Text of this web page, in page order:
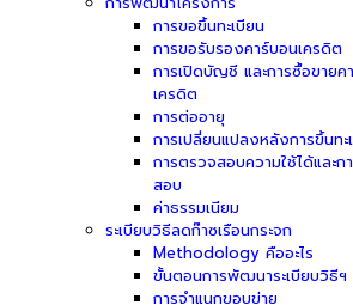
การขอขึ้นทะเบียน
การขอรับรองคาร์บอนเครดิต
การเปิดบัญชี และการซื้อขายค
เครดิต
การต่ออายุ
การเปลี่ยนแปลงหลังการขึ้นทะ
การตรวจสอบความใช้ได้และก
สอบ
ค่าธรรมเนียม
ระเบียบวิธีลดก๊าซเรือนกระจก
Methodology คืออะไร
ขั้นตอนการพัฒนาระเบียบวิธีฯ
การจำแนกขอบข่าย